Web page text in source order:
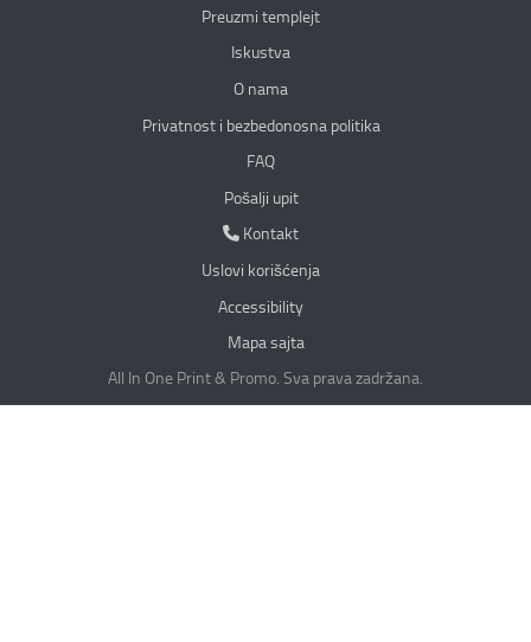
Preuzmi templejt
Iskustva
O nama
Privatnost i bezbedonosna politika
Privatnost i bezbedonosna politika
FAQ
Pošalji upit
Kontakt
Kontakt
Uslovi korišćenja
Accessibility
Mapa sajta
All In One Print & Promo. Sva prava zadržana.